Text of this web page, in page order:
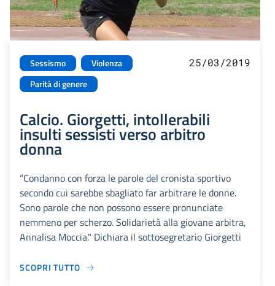
Sessismo
Violenza
Parità di genere
25/03/2019
Calcio. Giorgetti, intollerabili
insulti sessisti verso arbitro
donna
“Condanno con forza le parole del cronista sportivo
secondo cui sarebbe sbagliato far arbitrare le donne.
Sono parole che non possono essere pronunciate
nemmeno per scherzo. Solidarietà alla giovane arbitra,
Annalisa Moccia." Dichiara il sottosegretario Giorgetti
SCOPRI TUTTO